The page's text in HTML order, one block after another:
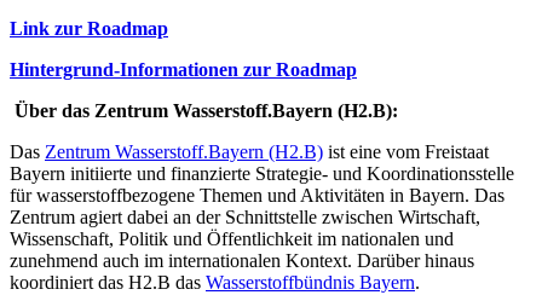
Link zur Roadmap
Hintergrund-Informationen zur Roadmap
Über das Zentrum Wasserstoff.Bayern (H2.B):
Das Zentrum Wasserstoff.Bayern (H2.B) ist eine vom Freistaat
Bayern initiierte und finanzierte Strategie- und Koordinationsstelle
für wasserstoffbezogene Themen und Aktivitäten in Bayern. Das
Zentrum agiert dabei an der Schnittstelle zwischen Wirtschaft,
Wissenschaft, Politik und Öffentlichkeit im nationalen und
zunehmend auch im internationalen Kontext. Darüber hinaus
koordiniert das H2.B das Wasserstoffbündnis Bayern.